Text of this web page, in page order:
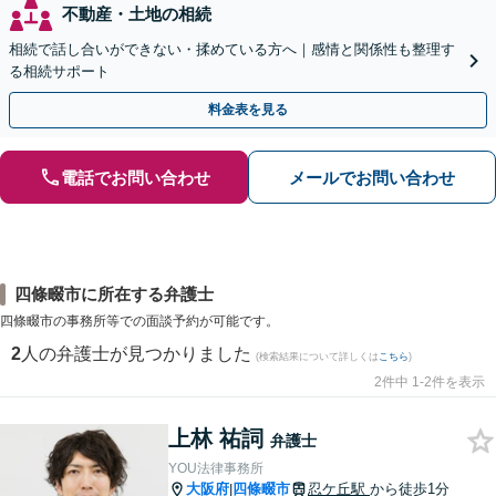
不動産・土地の相続
相続で話し合いができない・揉めている方へ｜感情と関係性も整理す
る相続サポート
料金表を見る
電話でお問い合わせ メールでお問い合わせ
四條畷市に所在する弁護士
四條畷市の事務所等での面談予約が可能です。
2 人の弁護士が見つかりました (検索結果について詳しくは こちら)
2件中 1-2件を表示
上林 祐詞 弁護士
YOU法律事務所
大阪府| 四條畷市 忍ケ丘駅 から徒歩1分